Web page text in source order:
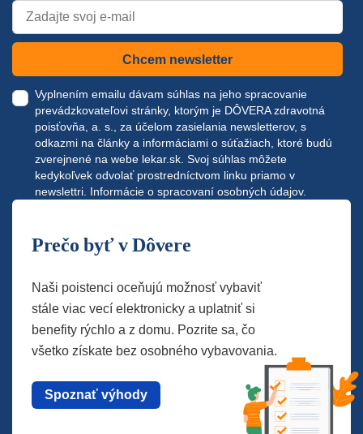
Chcem newsletter
Vyplnením emailu dávam súhlas na jeho spracovanie
prevádzkovateľovi stránky, ktorým je DÔVERA zdravotná
poisťovňa, a. s., za účelom zasielania newsletterov, s
odkazmi na články a informáciami o súťažiach, ktoré budú
zverejnené na webe lekar.sk. Svoj súhlas môžete
kedykoľvek odvolať prostredníctvom linku priamo v
newslettri. Informácie o spracovaní osobných údajov.
Prečo byť v Dôvere
Naši poistenci oceňujú možnosť vybaviť
stále viac vecí elektronicky a uplatniť si
benefity rýchlo a z domu. Pozrite sa, čo
všetko získate bez osobného vybavovania.
Spoznať výhody